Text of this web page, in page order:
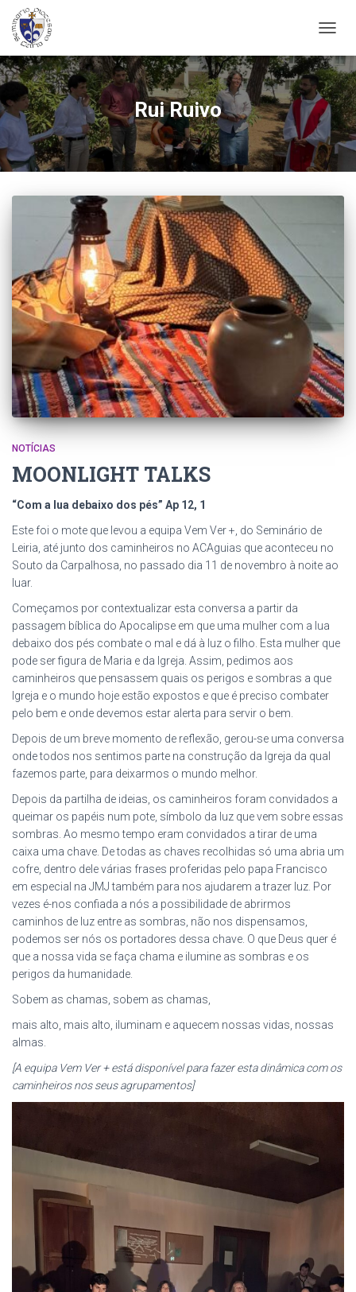
A
Rui Ruivo
NOTÍCIAS
MOONLIGHT TALKS
“Com a lua debaixo dos pés” Ap 12, 1
Este foi o mote que levou a equipa Vem Ver +, do Seminário de
Leiria, até junto dos caminheiros no ACAguias que aconteceu no
Souto da Carpalhosa, no passado dia 11 de novembro à noite ao
luar.
Começamos por contextualizar esta conversa a partir da
passagem bíblica do Apocalipse em que uma mulher com a lua
debaixo dos pés combate o mal e dá à luz o filho. Esta mulher que
pode ser figura de Maria e da Igreja. Assim, pedimos aos
caminheiros que pensassem quais os perigos e sombras a que
Igreja e o mundo hoje estão expostos e que é preciso combater
pelo bem e onde devemos estar alerta para servir o bem.
Depois de um breve momento de reflexão, gerou-se uma conversa
onde todos nos sentimos parte na construção da Igreja da qual
fazemos parte, para deixarmos o mundo melhor.
Depois da partilha de ideias, os caminheiros foram convidados a
queimar os papéis num pote, símbolo da luz que vem sobre essas
sombras. Ao mesmo tempo eram convidados a tirar de uma
caixa uma chave. De todas as chaves recolhidas só uma abria um
cofre, dentro dele várias frases proferidas pelo papa Francisco
em especial na JMJ também para nos ajudarem a trazer luz. Por
vezes é-nos confiada a nós a possibilidade de abrirmos
caminhos de luz entre as sombras, não nos dispensamos,
podemos ser nós os portadores dessa chave. O que Deus quer é
que a nossa vida se faça chama e ilumine as sombras e os
perigos da humanidade.
Sobem as chamas, sobem as chamas,
mais alto, mais alto, iluminam e aquecem nossas vidas, nossas
almas.
[A equipa Vem Ver + está disponível para fazer esta dinâmica com os
caminheiros nos seus agrupamentos]